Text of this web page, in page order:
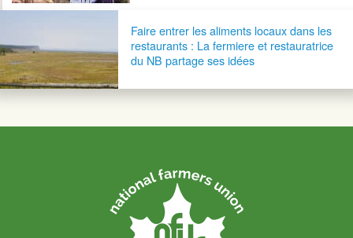
Faire entrer les aliments locaux dans les
restaurants : La fermiere et restauratrice
du NB partage ses idées